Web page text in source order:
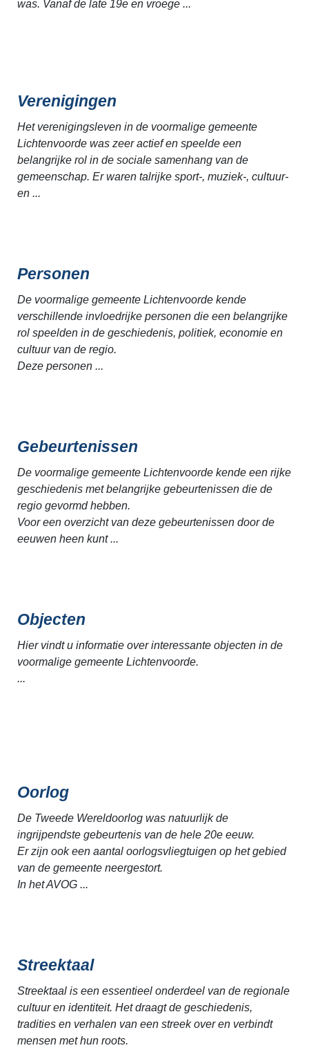
was. Vanaf de late 19e en vroege ...
Verenigingen
Het verenigingsleven in de voormalige gemeente
Lichtenvoorde was zeer actief en speelde een
belangrijke rol in de sociale samenhang van de
gemeenschap. Er waren talrijke sport-, muziek-, cultuur-
en ...
Personen
De voormalige gemeente Lichtenvoorde kende
verschillende invloedrijke personen die een belangrijke
rol speelden in de geschiedenis, politiek, economie en
cultuur van de regio.
Deze personen ...
Gebeurtenissen
De voormalige gemeente Lichtenvoorde kende een rijke
geschiedenis met belangrijke gebeurtenissen die de
regio gevormd hebben.
Voor een overzicht van deze gebeurtenissen door de
eeuwen heen kunt ...
Objecten
Hier vindt u informatie over interessante objecten in de
voormalige gemeente Lichtenvoorde.
...
Oorlog
De Tweede Wereldoorlog was natuurlijk de
ingrijpendste gebeurtenis van de hele 20e eeuw.
Er zijn ook een aantal oorlogsvliegtuigen op het gebied
van de gemeente neergestort.
In het AVOG ...
Streektaal
Streektaal is een essentieel onderdeel van de regionale
cultuur en identiteit. Het draagt de geschiedenis,
tradities en verhalen van een streek over en verbindt
mensen met hun roots.